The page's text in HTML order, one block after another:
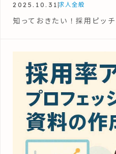
2025.10.31 求人全般
知っておきたい！採用ピッ